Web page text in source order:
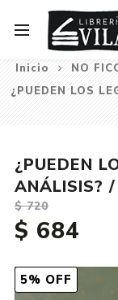
Inicio NO
¿PUEDEN LOS
5% OFF
¿PUEDEN
ANÁLISIS? /
$ 720
$ 684